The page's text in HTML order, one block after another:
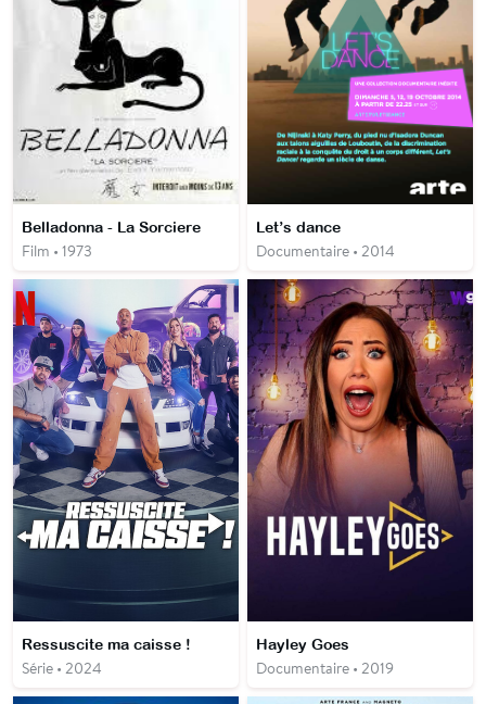
Belladonna - La Sorciere
Film • 1973
Let’s dance
Documentaire • 2014
Ressuscite ma caisse !
Série • 2024
Hayley Goes
Documentaire • 2019